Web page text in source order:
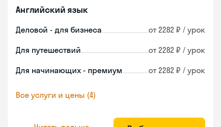
Английский язык
Деловой - для бизнеса от 2282 ₽ / урок
Для путешествий от 2282 ₽ / урок
Для начинающих - премиум от 2282 ₽ / урок
Все услуги и цены (4)